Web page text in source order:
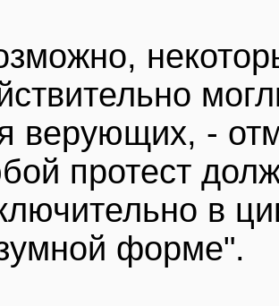
верующих, -
протест
в
форме".